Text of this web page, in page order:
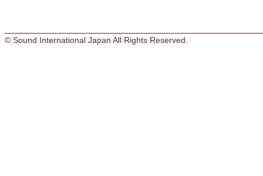
© Sound International Japan All Rights Reserved.